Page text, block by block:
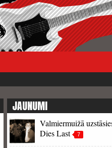
JAUNUMI
Valmiermuižā
Dies Last
7